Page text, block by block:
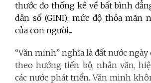
thước đo thống kê về bất bình
dân số (GINI); mức độ thỏa mãn
của con người...
“Văn minh” nghĩa là đất nước
theo hướng tiến bộ, nhân văn,
các nước phát triển. Văn minh